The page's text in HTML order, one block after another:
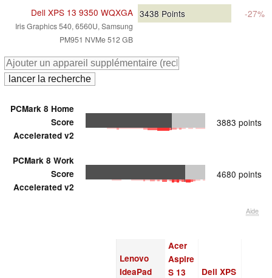
Dell XPS 13 9350 WQXGA
Iris Graphics 540, 6560U, Samsung
PM951 NVMe 512 GB
3438 Points -27%
PCMark 8 Home
Score
Accelerated v2
3883 points
PCMark 8 Work
Score
Accelerated v2
4680 points
Aide
Lenovo
IdeaPad
Acer
Aspire
S 13
Dell XPS